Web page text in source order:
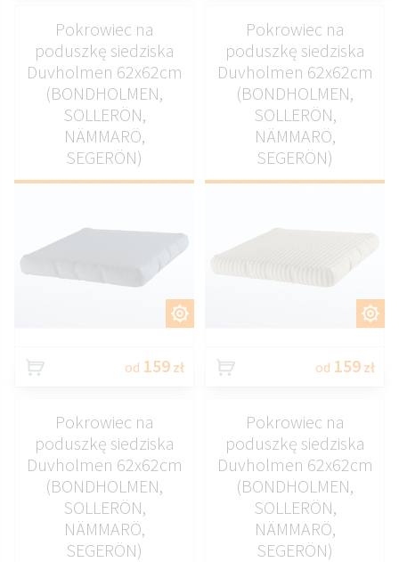
Pokrowiec na
poduszkę siedziska
Duvholmen 62x62cm
(BONDHOLMEN,
SOLLERÖN,
NÄMMARÖ,
SEGERÖN)
od 159 zł
Pokrowiec na
poduszkę siedziska
Duvholmen 62x62cm
(BONDHOLMEN,
SOLLERÖN,
NÄMMARÖ,
SEGERÖN)
od 159 zł
Pokrowiec na
poduszkę siedziska
Duvholmen 62x62cm
(BONDHOLMEN,
SOLLERÖN,
NÄMMARÖ,
SEGERÖN)
Pokrowiec na
poduszkę siedziska
Duvholmen 62x62cm
(BONDHOLMEN,
SOLLERÖN,
NÄMMARÖ,
SEGERÖN)